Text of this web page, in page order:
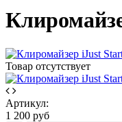
Товар отсутствует
Артикул:
1 200 руб